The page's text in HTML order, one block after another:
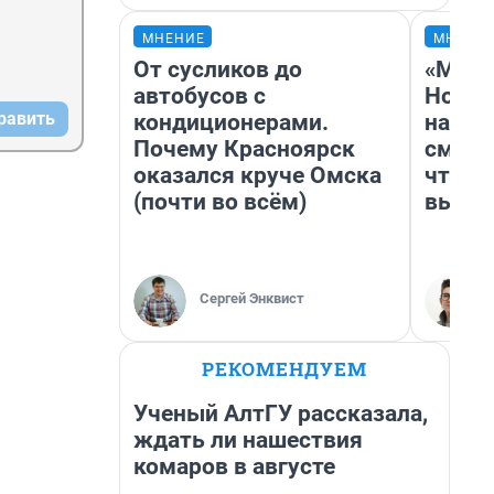
МНЕНИЕ
От сусликов до
автобусов с
кондиционерами.
Почему Красноярск
оказался круче Омска
(почти во всём)
Сергей Энквист
«Мы
РЕКОМЕНДУЕМ
Ученый АлтГУ рассказала,
ждать ли нашествия
комаров в августе